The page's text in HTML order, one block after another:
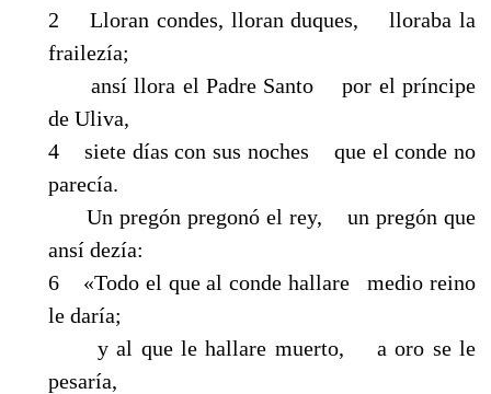
2 Lloran condes, lloran duques, lloraba la
frailezía;
ansí llora el Padre Santo por el príncipe
de Uliva,
4 siete días con sus noches que el conde no
parecía.
Un pregón pregonó el rey, un pregón que
ansí dezía:
6 «Todo el que al conde hallare medio reino
le daría;
y al que le hallare muerto, a oro se le
pesaría,